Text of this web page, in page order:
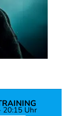
20:15 Uhr